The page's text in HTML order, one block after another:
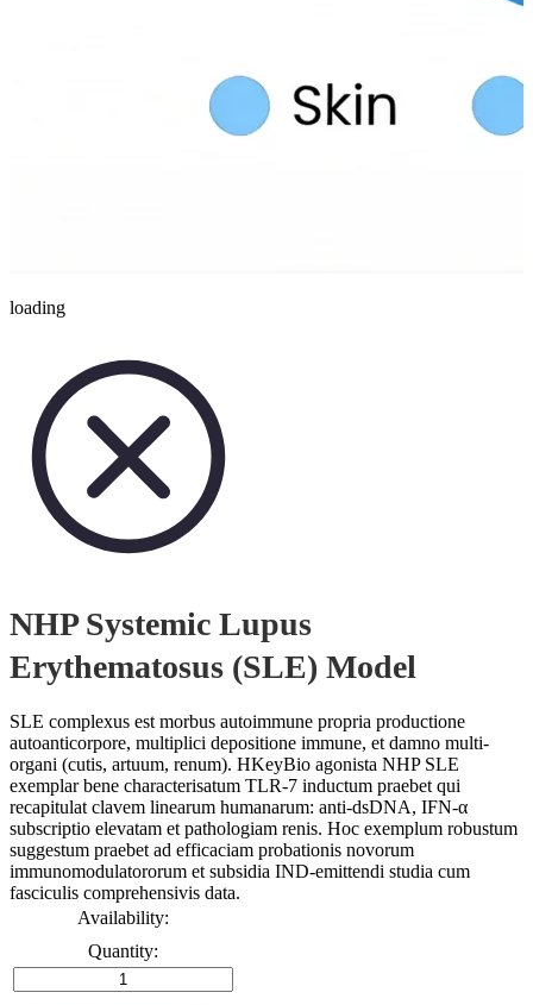
loading
NHP Systemic Lupus
Erythematosus (SLE) Model
SLE complexus est morbus autoimmune propria productione
autoanticorpore, multiplici depositione immune, et damno multi-
organi (cutis, artuum, renum). HKeyBio agonista NHP SLE
exemplar bene characterisatum TLR‑7 inductum praebet qui
recapitulat clavem linearum humanarum: anti‑dsDNA, IFN‑α
subscriptio elevatam et pathologiam renis. Hoc exemplum robustum
suggestum praebet ad efficaciam probationis novorum
immunomodulatororum et subsidia IND‑emittendi studia cum
fasciculis comprehensivis data.
Availability:
Quantity: